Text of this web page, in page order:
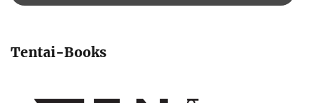
Tentai-Books